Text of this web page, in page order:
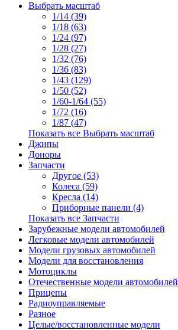
Выбрать масштаб
1/14 (39)
1/18 (63)
1/24 (97)
1/28 (27)
1/32 (76)
1/36 (83)
1/43 (129)
1/50 (52)
1/60-1/64 (55)
1/72 (16)
1/87 (47)
Показать все Выбрать масштаб
Джипы
Доноры
Запчасти
Другое (53)
Колеса (59)
Кресла (14)
Приборные панели (4)
Показать все Запчасти
Зарубежные модели автомобилей
Легковые модели автомобилей
Модели грузовых автомобилей
Модели для восстановления
Мотоциклы
Отечественные модели автомобилей
Прицепы
Радиоуправляемые
Разное
Целые/восстановленные модели